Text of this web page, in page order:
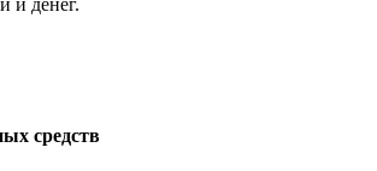
и денег.
средств